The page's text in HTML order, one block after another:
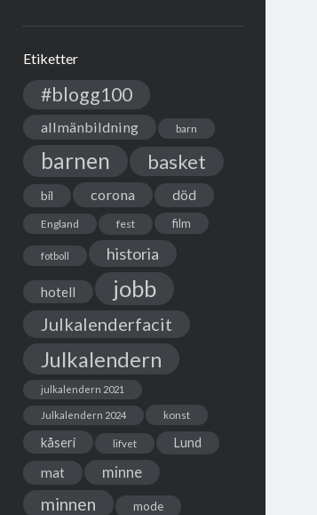
Etiketter
#blogg100
allmänbildning barn
barnen basket
bil corona död
England fest film
fotboll historia
hotell jobb
Julkalenderfacit
Julkalendern
julkalendern 2021
Julkalendern 2024 konst
kåseri lifvet Lund
mat minne
minnen mode